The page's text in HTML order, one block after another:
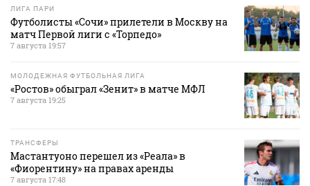
ЛИГА ПАРИ
Футболисты «Сочи» прилетели в Москву на
матч Первой лиги с «Торпедо»
7 августа 19:57
МОЛОДЕЖНАЯ ФУТБОЛЬНАЯ ЛИГА
«Ростов» обыграл «Зенит» в матче МФЛ
7 августа 19:25
ТРАНСФЕРЫ
Мастантуоно перешел из «Реала» в
«Фиорентину» на правах аренды
7 августа 17:48